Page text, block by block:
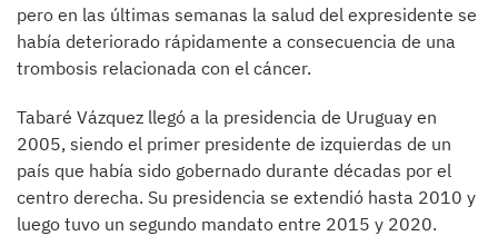
pero en las últimas semanas la salud del expresidente se
había deteriorado rápidamente a consecuencia de una
trombosis relacionada con el cáncer.
Tabaré Vázquez llegó a la presidencia de Uruguay en
2005, siendo el primer presidente de izquierdas de un
país que había sido gobernado durante décadas por el
centro derecha. Su presidencia se extendió hasta 2010 y
luego tuvo un segundo mandato entre 2015 y 2020.